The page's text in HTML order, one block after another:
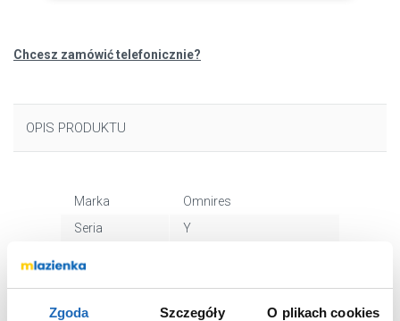
Zgoda Szczegóły O plikach cookies
Chcesz zamówić telefonicznie?
OPIS PRODUKTU
Marka
Omnires
Seria
Y
katalogowy